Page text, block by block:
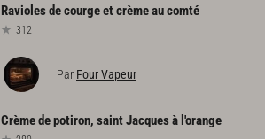
Raviolesdecourgeetcrèmeaucomté
312
Par Four Vapeur
Crèmedepotiron, saintJacquesà l'orange